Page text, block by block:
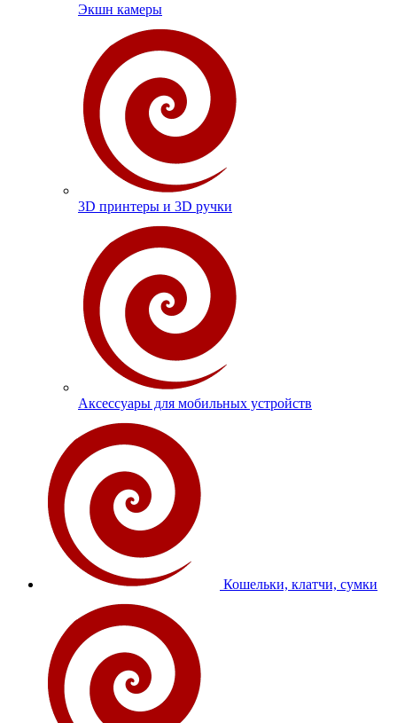
Экшн камеры
3D принтеры и 3D ручки
Аксессуары для мобильных устройств
Кошельки, клатчи, сумки